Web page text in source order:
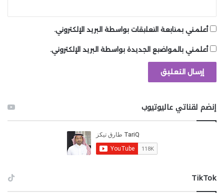
أعلمني بمتابعة التعليقات بواسطة البريد الإلكتروني.
أعلمني بالمواضيع الجديدة بواسطة البريد الإلكتروني.
إنضم لقناتي عاليوتيوب
‫TikTok